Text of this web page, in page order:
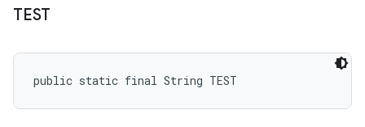
TEST
public static final String TEST